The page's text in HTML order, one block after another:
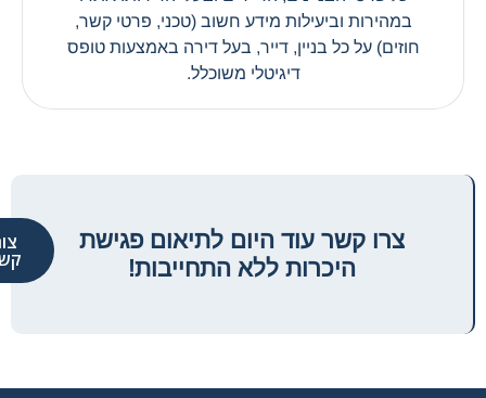
במהירות וביעילות מידע חשוב (טכני, פרטי קשר,
חוזים) על כל בניין, דייר, בעל דירה באמצעות טופס
דיגיטלי משוכלל.
צרו קשר עוד היום לתיאום פגישת
היכרות ללא התחייבות!